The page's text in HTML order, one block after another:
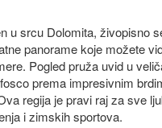
u srcu Dolomita, živopisno
panorame koje možete
Pogled pruža uvid u
prema impresivnim
regija je pravi raj za sve
i zimskih sportova.